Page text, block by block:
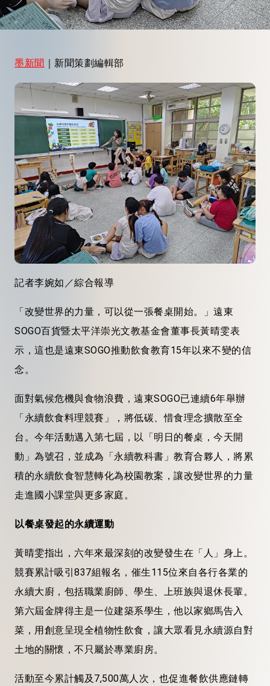
墨新聞 ｜新聞策劃編輯部
記者李婉如／綜合報導
「改變世界的力量，可以從一張餐桌開始。」遠東
SOGO百貨暨太平洋崇光文教基金會董事長黃晴雯表
示，這也是遠東SOGO推動飲食教育15年以來不變的信
念。
面對氣候危機與食物浪費，遠東SOGO已連續6年舉辦
「永續飲食料理競賽」，將低碳、惜食理念擴散至全
台。今年活動邁入第七屆，以「明日的餐桌，今天開
動」為號召，並成為「永續教科書」教育合夥人，將累
積的永續飲食智慧轉化為校園教案，讓改變世界的力量
走進國小課堂與更多家庭。
以餐桌發起的永續運動
黃晴雯指出，六年來最深刻的改變發生在「人」身上。
競賽累計吸引837組報名，催生115位來自各行各業的
永續大廚，包括職業廚師、學生、上班族與退休長輩。
第六屆金牌得主是一位建築系學生，他以家鄉馬告入
菜，用創意呈現全植物性飲食，讓大眾看見永續源自對
土地的關懷，不只屬於專業廚房。
活動至今累計觸及7,500萬人次，也促進餐飲供應鏈轉